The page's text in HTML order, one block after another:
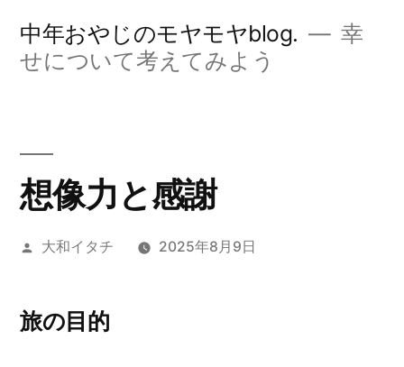
中年おやじのモヤモヤblog.
幸
せについて考えてみよう
想像力と感謝
投
大和イタチ 2025年8月9日
旅の目的